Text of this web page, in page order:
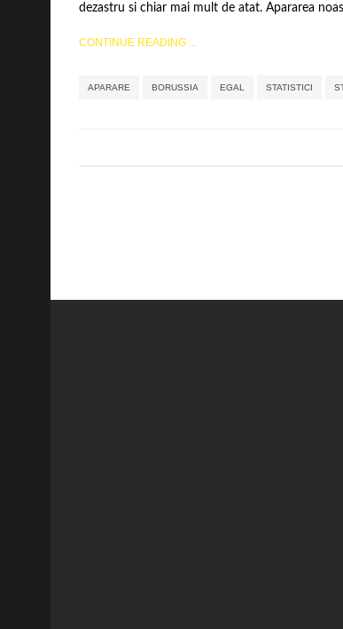
dezastru si chiar mai mult de atat. Apararea
CONTINUE READING ...
APARARE BORUSSIA EGAL STATISTICI